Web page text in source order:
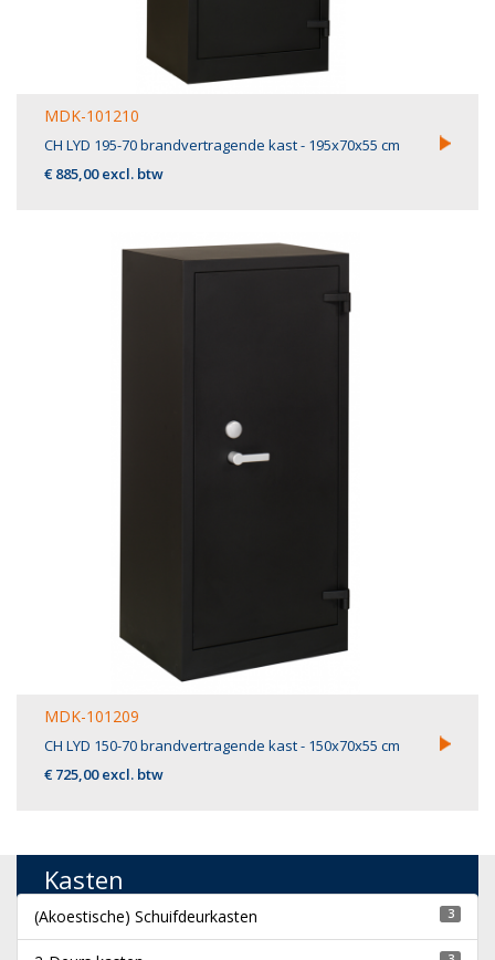
MDK-101210
CH LYD 195-70 brandvertragende kast - 195x70x55 cm
€ 885,00 excl. btw
MDK-101209
CH LYD 150-70 brandvertragende kast - 150x70x55 cm
€ 725,00 excl. btw
Kasten
(Akoestische) Schuifdeurkasten 3